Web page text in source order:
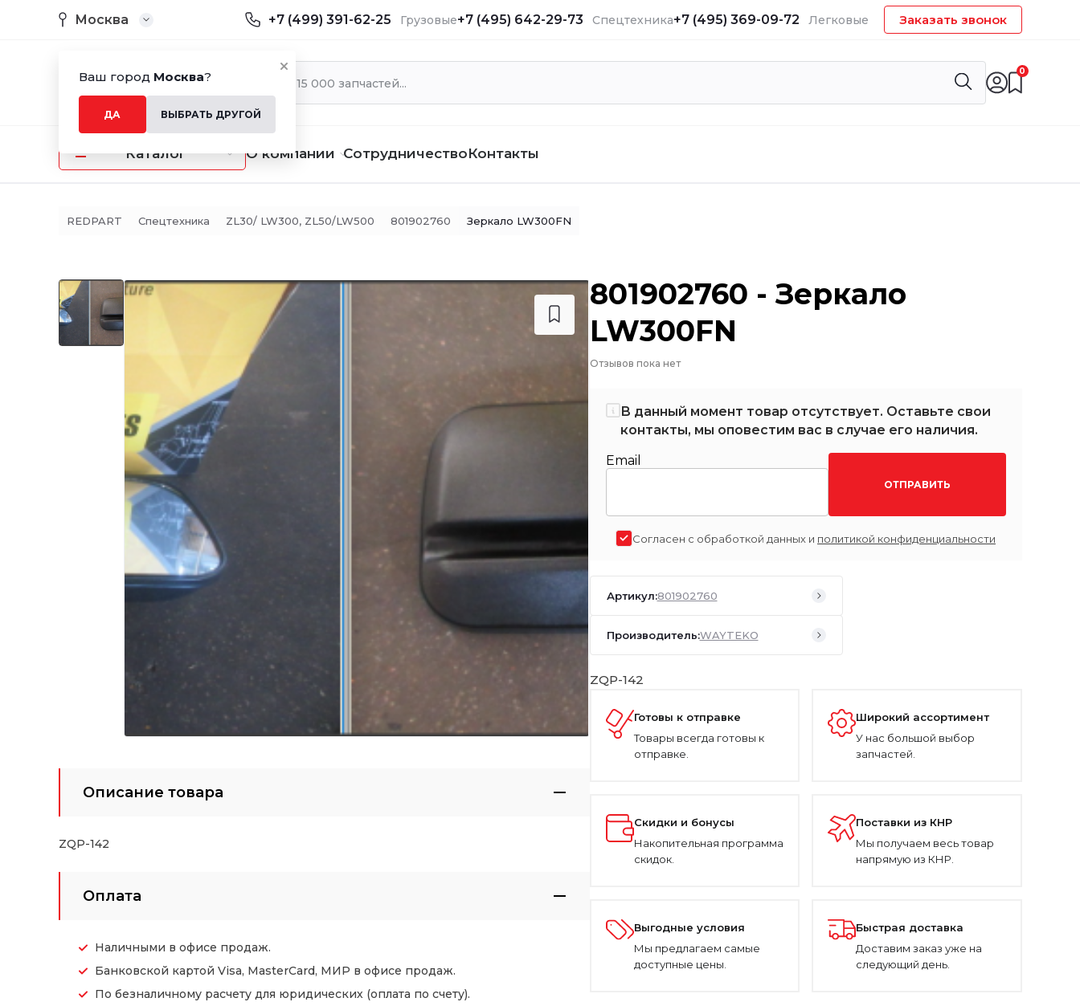
Ваш город Москва?
ДА ВЫБРАТЬ ДРУГОЙ
Москва +7 (499) 391-62-25 Грузовые+7 (495) 642-29-73 Спецтехника+7 (495) 369-09-72 Легковые Заказать звонок
0
Каталог О компании СотрудничествоКонтакты
REDPART Спецтехника ZL30/ LW300, ZL50/LW500 801902760 Зеркало LW300FN
Описание товара
ZQP-142
Оплата
Наличными в офисе продаж.
Банковской картой Visa, MasterCard, МИР в офисе продаж.
По безналичному расчету для юридических (оплата по счету).
801902760 - Зеркало
LW300FN
Отзывов пока нет
В данный момент товар отсутствует. Оставьте свои
контакты, мы оповестим вас в случае его наличия.
Email
ОТПРАВИТЬ
Согласен с обработкой данных и политикой конфиденциальности
Артикул:801902760
Производитель:WAYTEKO
ZQP-142
Готовы к отправке
Товары всегда готовы к
отправке.
Широкий ассортимент
У нас большой выбор
запчастей.
Скидки и бонусы
Накопительная программа
скидок.
Поставки из КНР
Мы получаем весь товар
напрямую из КНР.
Выгодные условия
Мы предлагаем самые
доступные цены.
Быстрая доставка
Доставим заказ уже на
следующий день.